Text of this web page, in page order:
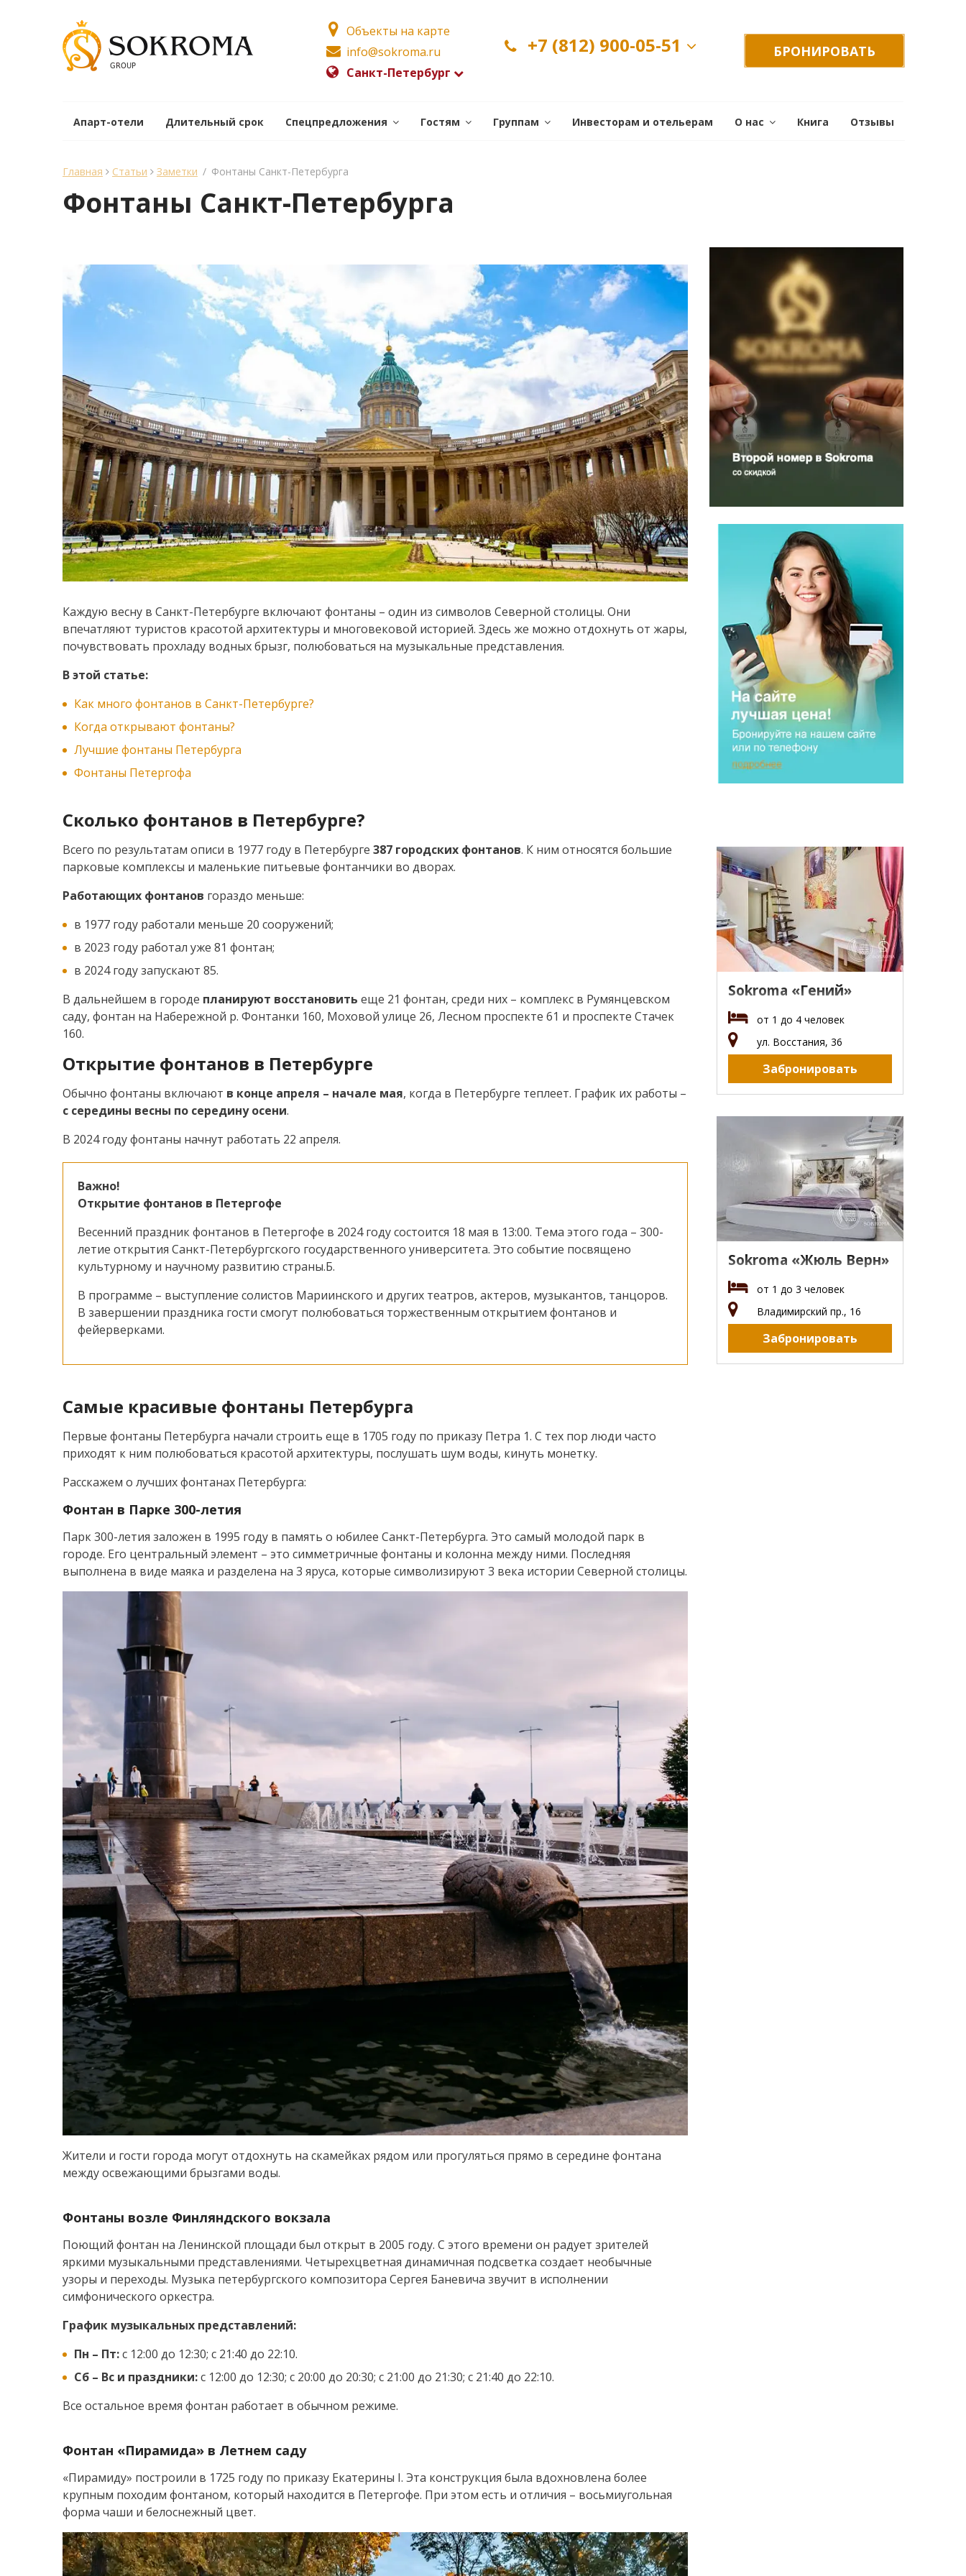
Объекты на карте
info@sokroma.ru
Санкт-Петербург
+7 (812) 900-05-51 БРОНИРОВАТЬ
Апарт-отели Длительный срок Спецпредложения Гостям Группам Инвесторам и отельерам О нас Книга Отзывы
Главная Статьи Заметки / Фонтаны Санкт-Петербурга
Фонтаны Санкт-Петербурга
Каждую весну в Санкт-Петербурге включают фонтаны – один из символов Северной столицы. Они
впечатляют туристов красотой архитектуры и многовековой историей. Здесь же можно отдохнуть от жары,
почувствовать прохладу водных брызг, полюбоваться на музыкальные представления.
В этой статье:
Как много фонтанов в Санкт-Петербурге?
Когда открывают фонтаны?
Лучшие фонтаны Петербурга
Фонтаны Петергофа
Сколько фонтанов в Петербурге?
Всего по результатам описи в 1977 году в Петербурге 387 городских фонтанов. К ним относятся большие
парковые комплексы и маленькие питьевые фонтанчики во дворах.
Работающих фонтанов гораздо меньше:
в 1977 году работали меньше 20 сооружений;
в 2023 году работал уже 81 фонтан;
в 2024 году запускают 85.
В дальнейшем в городе планируют восстановить еще 21 фонтан, среди них – комплекс в Румянцевском
саду, фонтан на Набережной р. Фонтанки 160, Моховой улице 26, Лесном проспекте 61 и проспекте Стачек
160.
Открытие фонтанов в Петербурге
Обычно фонтаны включают в конце апреля – начале мая, когда в Петербурге теплеет. График их работы –
с середины весны по середину осени.
В 2024 году фонтаны начнут работать 22 апреля.
Важно!
Открытие фонтанов в Петергофе
Весенний праздник фонтанов в Петергофе в 2024 году состоится 18 мая в 13:00. Тема этого года – 300-
летие открытия Санкт-Петербургского государственного университета. Это событие посвящено
культурному и научному развитию страны.Б.
В программе – выступление солистов Мариинского и других театров, актеров, музыкантов, танцоров.
В завершении праздника гости смогут полюбоваться торжественным открытием фонтанов и
фейерверками.
Самые красивые фонтаны Петербурга
Первые фонтаны Петербурга начали строить еще в 1705 году по приказу Петра 1. С тех пор люди часто
приходят к ним полюбоваться красотой архитектуры, послушать шум воды, кинуть монетку.
Расскажем о лучших фонтанах Петербурга:
Фонтан в Парке 300-летия
Парк 300-летия заложен в 1995 году в память о юбилее Санкт-Петербурга. Это самый молодой парк в
городе. Его центральный элемент – это симметричные фонтаны и колонна между ними. Последняя
выполнена в виде маяка и разделена на 3 яруса, которые символизируют 3 века истории Северной столицы.
Жители и гости города могут отдохнуть на скамейках рядом или прогуляться прямо в середине фонтана
между освежающими брызгами воды.
Фонтаны возле Финляндского вокзала
Поющий фонтан на Ленинской площади был открыт в 2005 году. С этого времени он радует зрителей
яркими музыкальными представлениями. Четырехцветная динамичная подсветка создает необычные
узоры и переходы. Музыка петербургского композитора Сергея Баневича звучит в исполнении
симфонического оркестра.
График музыкальных представлений:
Пн – Пт:с 12:00 до 12:30; с 21:40 до 22:10.
Сб – Вс и праздники:с 12:00 до 12:30; с 20:00 до 20:30; с 21:00 до 21:30; с 21:40 до 22:10.
Все остальное время фонтан работает в обычном режиме.
Фонтан «Пирамида» в Летнем саду
«Пирамиду» построили в 1725 году по приказу Екатерины I. Эта конструкция была вдохновлена более
крупным походим фонтаном, который находится в Петергофе. При этом есть и отличия – восьмиугольная
форма чаши и белоснежный цвет.
Sokroma «Гений»
от 1 до 4 человек
ул. Восстания, 36
Забронировать
Sokroma «Жюль Верн»
от 1 до 3 человек
Владимирский пр., 16
Забронировать